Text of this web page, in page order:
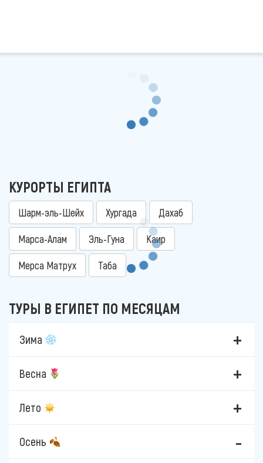
КУРОРТЫ ЕГИПТА
Шарм-эль-Шейх Хургада Дахаб
Марса-Алам Эль-Гуна Каир
Мерса Матрух Таба
ТУРЫ В ЕГИПЕТ ПО МЕСЯЦАМ
Зима
Весна
Лето
Осень